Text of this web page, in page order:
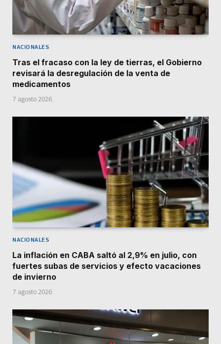
NACIONALES
Tras el fracaso con la ley de tierras, el Gobierno
revisará la desregulación de la venta de
medicamentos
7 agosto 2026
NACIONALES
La inflación en CABA saltó al 2,9% en julio, con
fuertes subas de servicios y efecto vacaciones
de invierno
7 agosto 2026